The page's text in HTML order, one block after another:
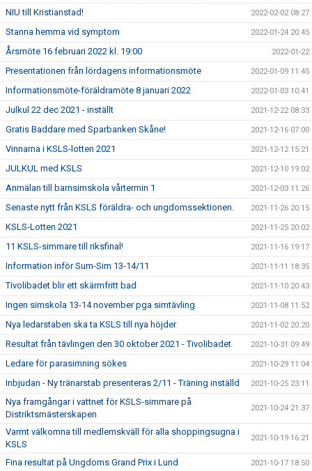
NIU till Kristianstad! 2022-02-02 08:27
Stanna hemma vid symptom 2022-01-24 20:45
Årsmöte 16 februari 2022 kl. 19:00 2022-01-22
Presentationen från lördagens informationsmöte 2022-01-09 11:45
Informationsmöte-föräldramöte 8 januari 2022 2022-01-03 10:41
Julkul 22 dec 2021 - inställt 2021-12-22 08:33
Gratis Baddare med Sparbanken Skåne! 2021-12-16 07:00
Vinnarna i KSLS-lotten 2021 2021-12-12 15:21
JULKUL med KSLS 2021-12-10 19:02
Anmälan till barnsimskola vårtermin 1 2021-12-03 11:26
Senaste nytt från KSLS föräldra- och ungdomssektionen. 2021-11-26 20:15
KSLS-Lotten 2021 2021-11-25 20:02
11 KSLS-simmare till riksfinal! 2021-11-16 19:17
Information inför Sum-Sim 13-14/11 2021-11-11 18:35
Tivolibadet blir ett skärmfritt bad 2021-11-10 20:43
Ingen simskola 13-14 november pga simtävling 2021-11-08 11:52
Nya ledarstaben ska ta KSLS till nya höjder 2021-11-02 20:20
Resultat från tävlingen den 30 oktober 2021 - Tivolibadet 2021-10-31 09:49
Ledare för parasimning sökes 2021-10-29 11:04
Inbjudan - Ny tränarstab presenteras 2/11 - Träning inställd 2021-10-25 23:11
Nya framgångar i vattnet för KSLS-simmare på
Distriktsmästerskapen
2021-10-24 21:37
Varmt välkomna till medlemskväll för alla shoppingsugna i
KSLS
2021-10-19 16:21
Fina resultat på Ungdoms Grand Prix i Lund 2021-10-17 18:50